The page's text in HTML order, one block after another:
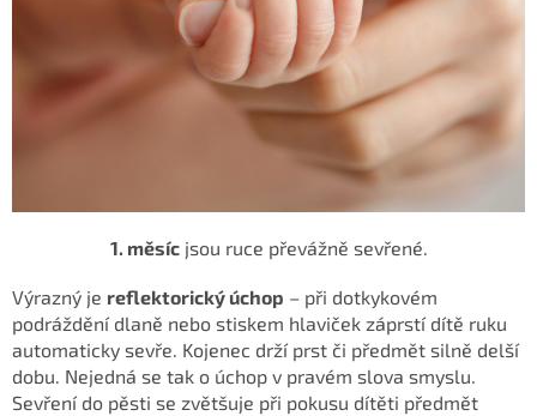
1. měsícjsou ruce převážně sevřené.
Výrazný je reflektorický úchop – při dotkykovém
podráždění dlaně nebo stiskem hlaviček záprstí dítě ruku
automaticky sevře. Kojenec drží prst či předmět silně delší
dobu. Nejedná se tak o úchop v pravém slova smyslu.
Sevření do pěsti se zvětšuje při pokusu dítěti předmět